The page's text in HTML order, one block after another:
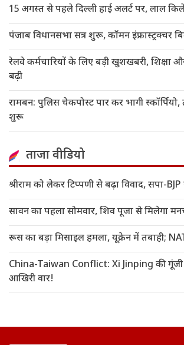
15 अगस्त से पहले दिल्ली हाई अलर्ट पर, लाल
पंजाब विधानसभा सत्र शुरू, कॉमन इंफ्रास्ट्रक्चर
रेलवे कर्मचारियों के लिए बड़ी खुशखबरी, शिक्षा
बढ़ी
रामबन: पुलिस चेकपोस्ट पार कर भागी
शुरू
ताजा वीडियो
श्रीराम को लेकर टिप्पणी से बढ़ा विवाद, सपा-
सावन का पहला सोमवार, शिव पूजा से मिलेगा
रूस का बड़ा मिसाइल हमला, यूक्रेन में तबाही;
China-Taiwan Conflict: Xi Jinping की गूंजी
आखिरी वार!